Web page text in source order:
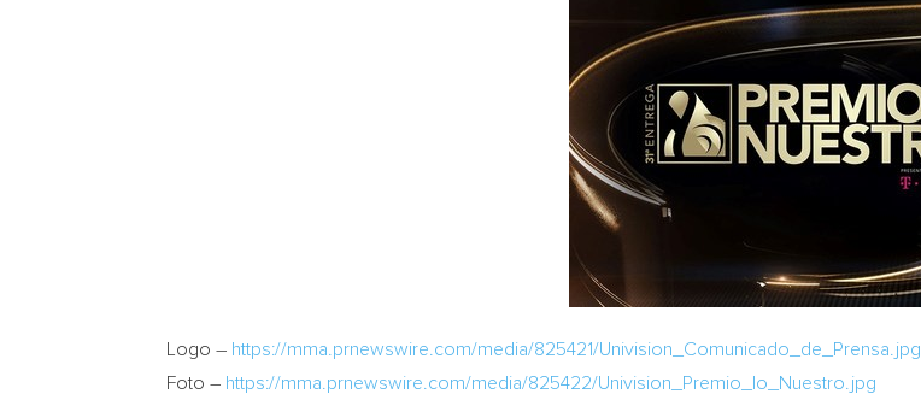
Logo – https://mma.prnewswire.com/media/825421/Univision_Comunicado_de_Prensa.jpg
Foto – https://mma.prnewswire.com/media/825422/Univision_Premio_lo_Nuestro.jpg